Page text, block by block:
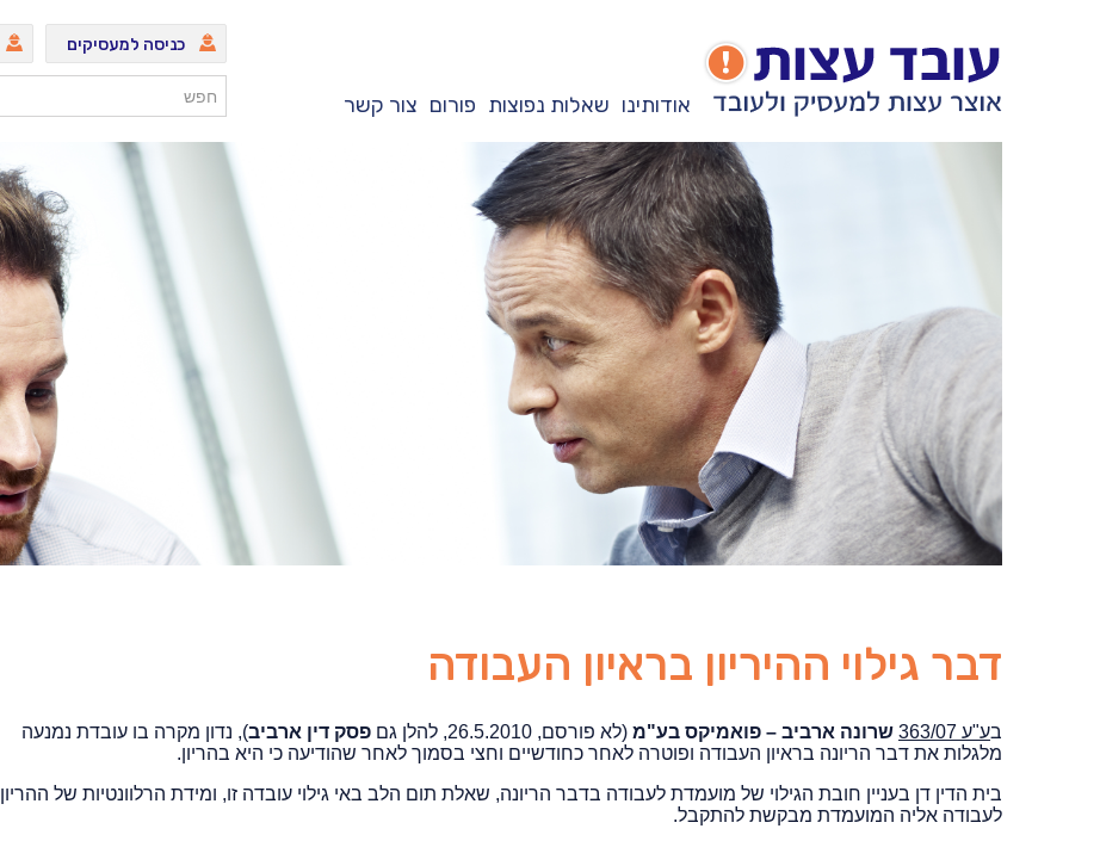
אודותינו שאלות נפוצות פורום צור קשר
כניסה למעסיקים
דבר גילוי ההיריון בראיון העבודה
בע"ע 363/07 שרונה ארביב – פואמיקס בע"מ (לא פורסם, 26.5.2010, להלן גם פסק דין ארביב), נדון מקרה בו עובדת נמנעה
מלגלות את דבר הריונה בראיון העבודה ופוטרה לאחר כחודשיים וחצי בסמוך לאחר שהודיעה כי היא בהריון.
בית הדין דן בעניין חובת הגילוי של מועמדת לעבודה בדבר הריונה, שאלת תום הלב באי גילוי עובדה זו, ומידת הרלוונטיות של ההריון
לעבודה אליה המועמדת מבקשת להתקבל.